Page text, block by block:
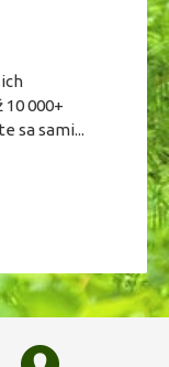
ich na steny,
umiestníme
kontroly a
ktoré chceme
000+
sa sami...